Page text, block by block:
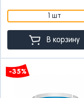
1 шт
В корзину
-35%